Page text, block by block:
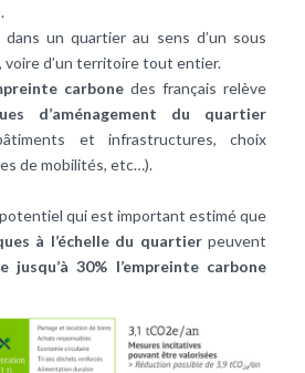
un quartier au sens d’un sous
voire d’un territoire tout entier.
carbone des français relève
d’aménagement du quartier
et infrastructures, choix
de mobilités, etc…).
potentiel qui est important estimé que
à l’échelle du quartierpeuvent
jusqu’à 30% l’empreinte carbone